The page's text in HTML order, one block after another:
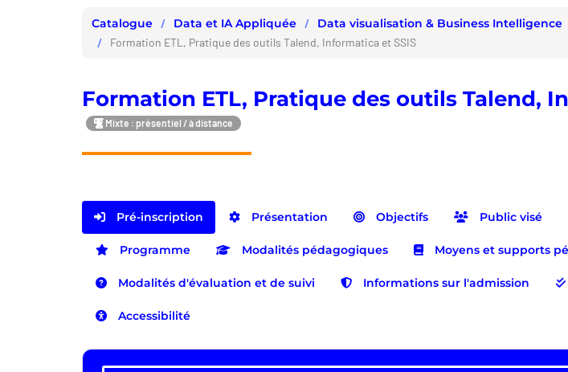
Catalogue Data et IA Appliquée Data visualisation & Business Intelligence
Formation ETL, Pratique des outils Talend, Informatica et SSIS
Formation ETL, Pratique des outils Talend,
Mixte : présentiel / à distance
Pré-inscription Présentation Objectifs Public visé
Programme Modalités pédagogiques Moyens et supports
Modalités d'évaluation et de suivi Informations sur l'admission
Accessibilité